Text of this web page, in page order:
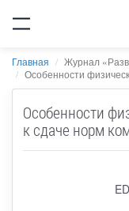
Главная Журнал
Особенности
Особенности
к сдаче норм